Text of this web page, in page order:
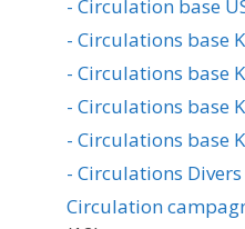
- Circulation base
- Circulations base
- Circulations base
- Circulations base
- Circulations base
- Circulations Divers
Circulation